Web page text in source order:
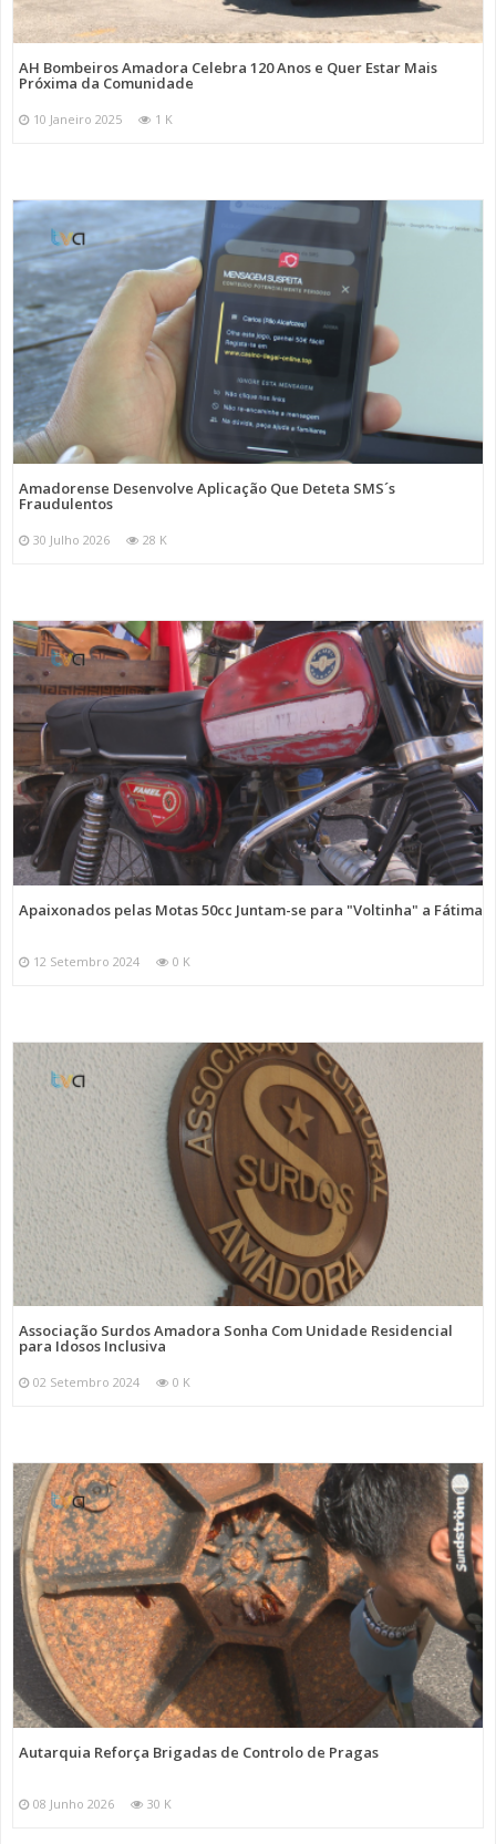
AH Bombeiros Amadora Celebra 120 Anos e Quer Estar Mais
Próxima da Comunidade
10 Janeiro 2025 1 K
Amadorense Desenvolve Aplicação Que Deteta SMS´s
Fraudulentos
30 Julho 2026 28 K
Apaixonados pelas Motas 50cc Juntam-se para "Voltinha" a Fátima
12 Setembro 2024 0 K
Associação Surdos Amadora Sonha Com Unidade Residencial
para Idosos Inclusiva
02 Setembro 2024 0 K
Autarquia Reforça Brigadas de Controlo de Pragas
08 Junho 2026 30 K